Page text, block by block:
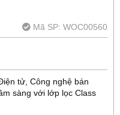
Mã SP: WOC00560
tử, Công nghệ bán
sàng với lớp lọc Class